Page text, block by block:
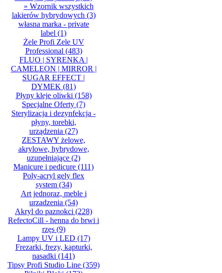
» Wzornik wszystkich
lakierów hybrydowych (3)
własna marka - private
label (1)
Żele Profi Zele UV
Professional (483)
FLUO | SYRENKA |
CAMELEON | MIRROR |
SUGAR EFFECT |
DYMEK (81)
Płyny kleje oliwki (158)
Specjalne Oferty (7)
Sterylizacja i dezynfekcja -
płyny, torebki,
urządzenia (27)
ZESTAWY żelowe,
akrylowe, hybrydowe,
uzupełniające (2)
Manicure i pedicure (111)
Poly-acryl gely flex
system(34)
Art jednoraz, meble i
urzadzenia (54)
Akryl do paznokci (228)
RefectoCill - henna do brwi i
rzęs(9)
Lampy UV i LED (17)
Frezarki, frezy, kapturki,
nasadki (141)
Tipsy Profi Studio Line (359)